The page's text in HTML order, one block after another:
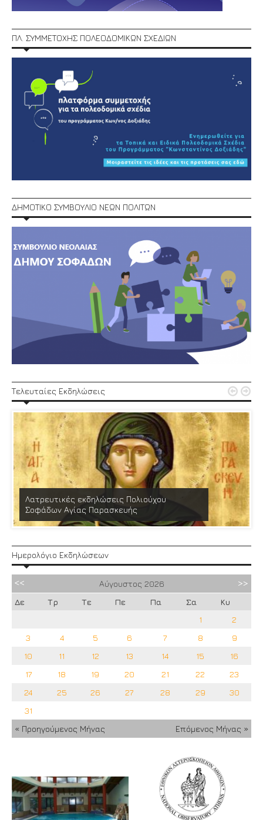
ΠΛ. ΣΥΜΜΕΤΟΧΗΣ ΠΟΛΕΟΔΟΜΙΚΩΝ ΣΧΕΔΙΩΝ
ΔΗΜΟΤΙΚΟ ΣΥΜΒΟΥΛΙΟ ΝΕΩΝ ΠΟΛΙΤΩΝ
Τελευταίες Εκδηλώσεις
Λατρευτικές εκδηλώσεις Πολιούχου
Σοφάδων Αγίας Παρασκευής
 
Ημερολόγιο Εκδηλώσεων
Αύγουστος 2026
Δε
Τρ Τε Πε Πα Σα
Κυ
1
2
3
4 5 6 7 8
9
10
11 12 13 14 15
16
17
18 19 20 21 22
23
24
25 26 27 28 29
30
31
« Προηγούμενος Μήνας
Επόμενος Μήνας »